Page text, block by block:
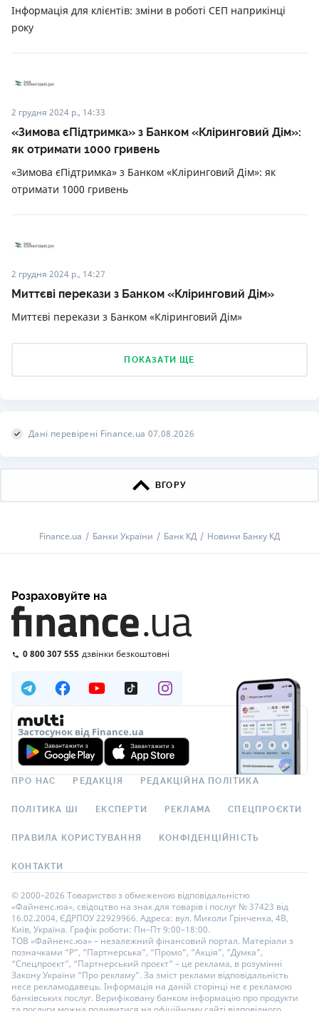
Інформація для клієнтів: зміни в роботі СЕП наприкінці
року
2 грудня 2024 р., 14:33
«Зимова єПідтримка» з Банком «Кліринговий Дім»:
як отримати 1000 гривень
«Зимова єПідтримка» з Банком «Кліринговий Дім»: як
отримати 1000 гривень
2 грудня 2024 р., 14:27
Миттєві перекази з Банком «Кліринговий Дім»
Миттєві перекази з Банком «Кліринговий Дім»
ПОКАЗАТИ ЩЕ
Дані перевірені Finance.ua 07.08.2026
ВГОРУ
Finance.ua Банки України Банк КД Новини Банку КД
Розраховуйте на
0 800 307 555 дзвінки безкоштовні
Застосунок від Finance.ua
ПРО НАС РЕДАКЦІЯ РЕДАКЦІЙНА ПОЛІТИКА
ПОЛІТИКА ШІ ЕКСПЕРТИ РЕКЛАМА СПЕЦПРОЄКТИ
ПРАВИЛА КОРИСТУВАННЯ КОНФІДЕНЦІЙНІСТЬ
КОНТАКТИ
© 2000–2026 Товариство з обмеженою відповідальністю
«Файненс.юа», свідоцтво на знак для товарів і послуг № 37423 від
16.02.2004, ЄДРПОУ 22929966. Адреса: вул. Миколи Грінченка, 4В,
Київ, Україна. Графік роботи: Пн–Пт 9:00–18:00.
ТОВ «Файненс.юа» – незалежний фінансовий портал. Матеріали з
позначками “Р”, “Партнерська”, “Промо”, “Акція”, “Думка”,
“Спецпроєкт”, “Партнерський проєкт” – це реклама, в розумінні
Закону України “Про рекламу”. За зміст реклами відповідальність
несе рекламодавець. Інформація на даній сторінці не є рекламою
банківських послуг. Верифіковану банком інформацію про продукти